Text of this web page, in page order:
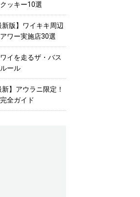
ッキー10選
新版】ワイキキ周辺
ワー実施店30選
イを走るザ・バス
ール
新】アウラニ限定！
全ガイド